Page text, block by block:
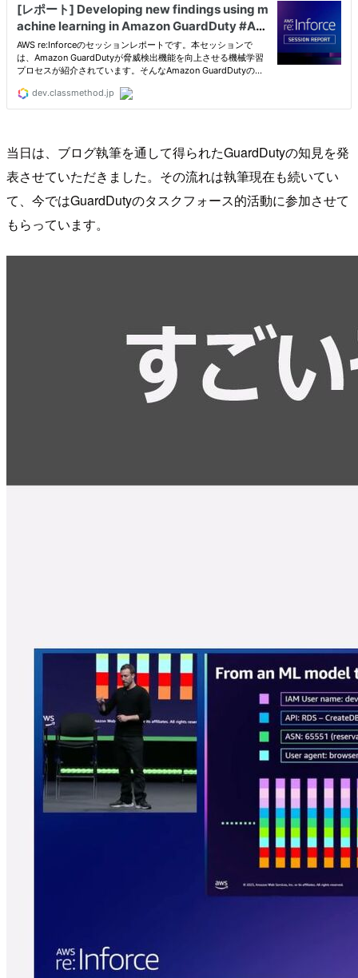
当日は、ブログ執筆を通して得られたGuardDutyの知見を発
表させていただきました。その流れは執筆現在も続いてい
て、今ではGuardDutyのタスクフォース的活動に参加させて
もらっています。